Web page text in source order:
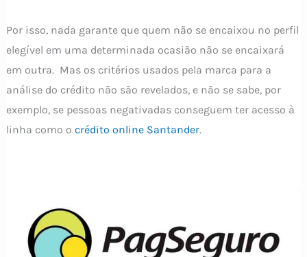
Por isso, nada garante que quem não se encaixou no perfil
elegível em uma determinada ocasião não se encaixará
em outra. Mas os critérios usados pela marca para a
análise do crédito não são revelados, e não se sabe, por
exemplo, se pessoas negativadas conseguem ter acesso à
linha como o crédito online Santander.